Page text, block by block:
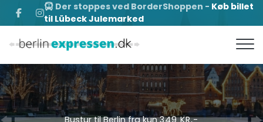
Der stoppes ved BorderShoppen - Køb billet
til Lübeck Julemarked
Bustur til Berlin fra kun349 KR,-